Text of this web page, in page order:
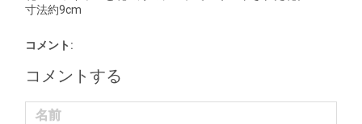
寸法約9cm
コメント:
コメントする
名前